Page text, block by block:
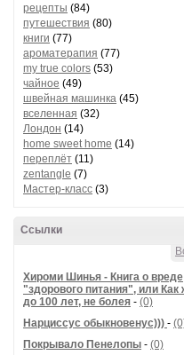
рецепты (84)
путешествия (80)
книги (77)
ароматерапия (77)
my true colors (53)
чайное (49)
швейная машинка (45)
вселенная (32)
Лондон (14)
home sweet home (14)
переплёт (11)
zentangle (7)
Мастер-класс (3)
Ссылки
Хироми Шинья - Книга о вреде
"здорового питания", или Как
до 100 лет, не болея - (0)
Нарциссус обыкновенус))) -
Покрывало Пенелопы - (0)